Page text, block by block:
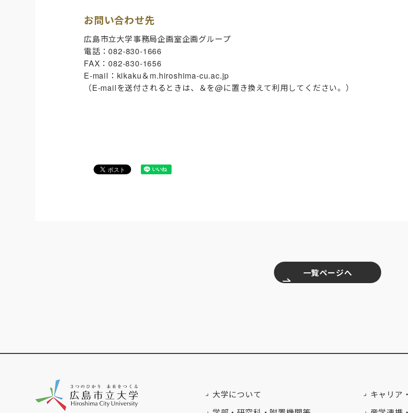
お問い合わせ先
広島市立大学事務局企画室企画グループ
電話：082-830-1666
FAX：082-830-1656
E-mail：kikaku＆m.hiroshima-cu.ac.jp
（E-mailを送付されるときは、＆を@に置き換えて利用してください。）
一覧ページへ
大学について
キャリア